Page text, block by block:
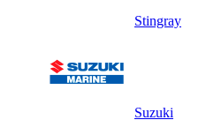
Stingray
Suzuki